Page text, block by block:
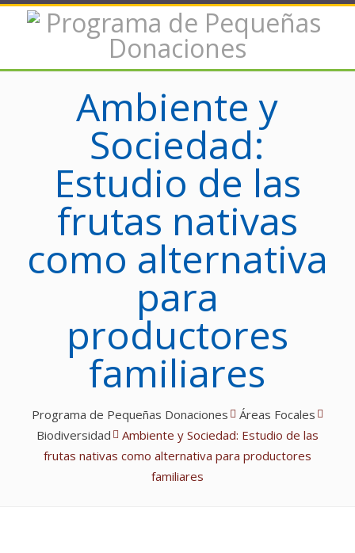
Ambiente y
Sociedad:
Estudio de las
frutas nativas
como alternativa
para
productores
familiares
Programa de Pequeñas Donaciones
Áreas Focales
Biodiversidad
Ambiente y Sociedad: Estudio de las
frutas nativas como alternativa para productores
familiares